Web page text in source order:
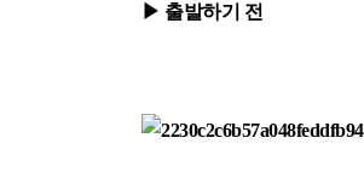
▶ 출발하기 전